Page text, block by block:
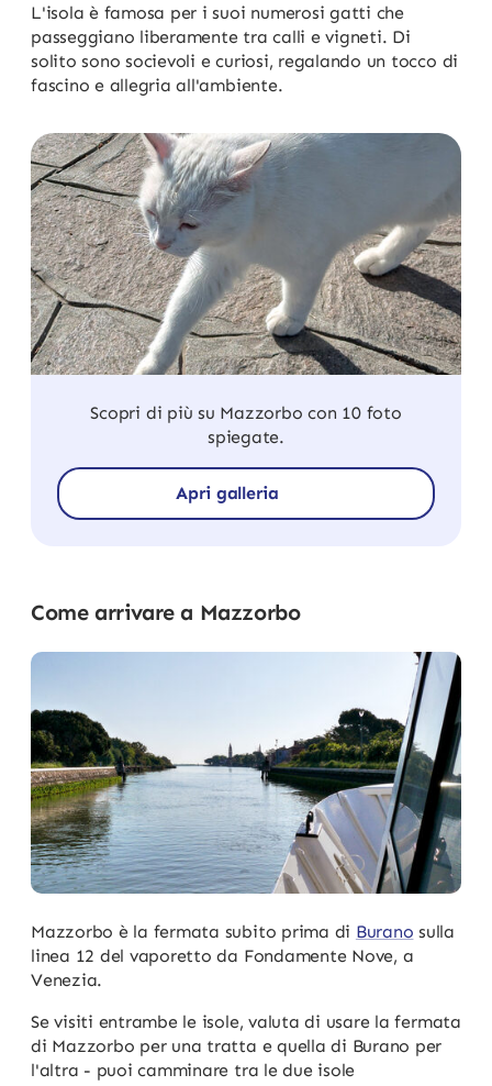
L'isola è famosa per i suoi numerosi gatti che
passeggiano liberamente tra calli e vigneti. Di
solito sono socievoli e curiosi, regalando un tocco di
fascino e allegria all'ambiente.
Scopri di più su Mazzorbo con 10 foto
spiegate.
Apri galleria
Come arrivare a Mazzorbo
Mazzorbo è la fermata subito prima di Burano sulla
linea 12 del vaporetto da Fondamente Nove, a
Venezia.
Se visiti entrambe le isole, valuta di usare la fermata
di Mazzorbo per una tratta e quella di Burano per
l'altra - puoi camminare tra le due isole